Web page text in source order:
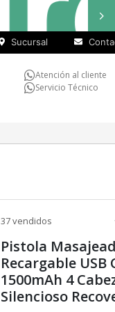
Sucursal
Atención al cliente
Servicio Técnico
37 vendidos
Pistola
Recargable USB
1500mAh 4
Silencioso